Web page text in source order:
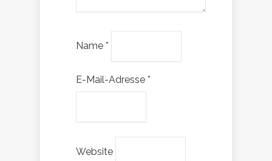
Name *
E-Mail-Adresse *
Website